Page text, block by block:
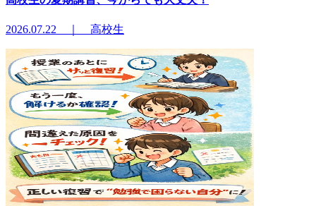
2026.07.22 ｜ 高校生